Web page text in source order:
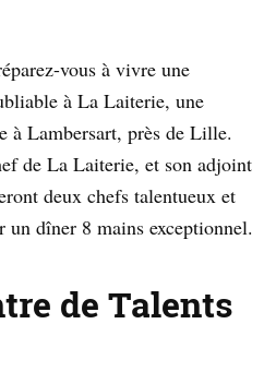
vous à vivre une
à La Laiterie, une
à Lambersart, près de Lille.
de La Laiterie, et son adjoint
deux chefs talentueux et
un dîner 8 mains exceptionnel.
de Talents